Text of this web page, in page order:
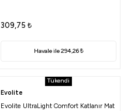
309,75 ₺
Havale ile 294,26 ₺
Tükendi
Evolite
Evolite UltraLight Comfort Katlanır Mat